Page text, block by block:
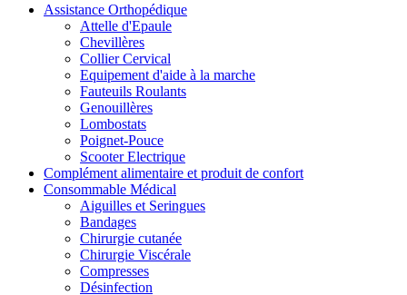
Assistance Orthopédique
Attelle d'Epaule
Chevillères
Collier Cervical
Equipement d'aide à la marche
Fauteuils Roulants
Genouillères
Lombostats
Poignet-Pouce
Scooter Electrique
Complément alimentaire et produit de confort
Consommable Médical
Aiguilles et Seringues
Bandages
Chirurgie cutanée
Chirurgie Viscérale
Compresses
Désinfection